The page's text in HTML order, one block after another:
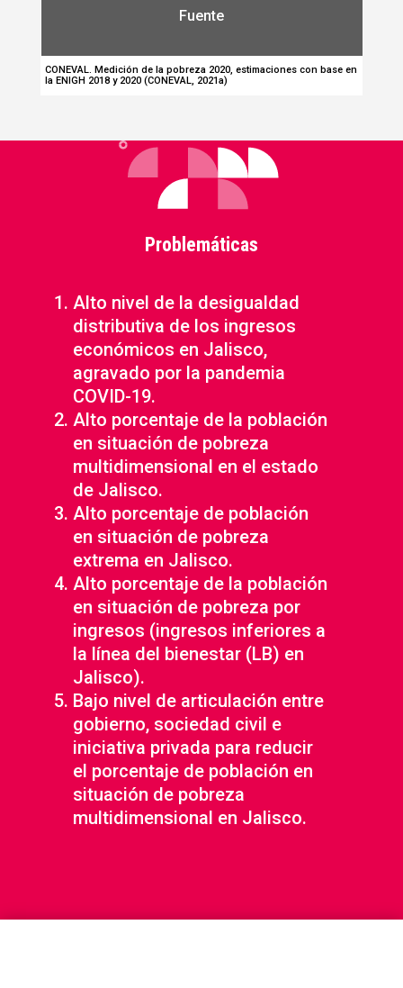
Fuente
CONEVAL. Medición de la pobreza 2020, estimaciones con base en
la ENIGH 2018 y 2020 (CONEVAL, 2021a)
Problemáticas
Alto nivel de la desigualdad
distributiva de los ingresos
económicos en Jalisco,
agravado por la pandemia
COVID-19.
Alto porcentaje de la población
en situación de pobreza
multidimensional en el estado
de Jalisco.
Alto porcentaje de población
en situación de pobreza
extrema en Jalisco.
Alto porcentaje de la población
en situación de pobreza por
ingresos (ingresos inferiores a
la línea del bienestar (LB) en
Jalisco).
Bajo nivel de articulación entre
gobierno, sociedad civil e
iniciativa privada para reducir
el porcentaje de población en
situación de pobreza
multidimensional en Jalisco.